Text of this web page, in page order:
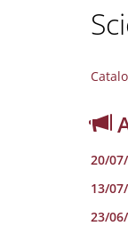
20/
13/
23/